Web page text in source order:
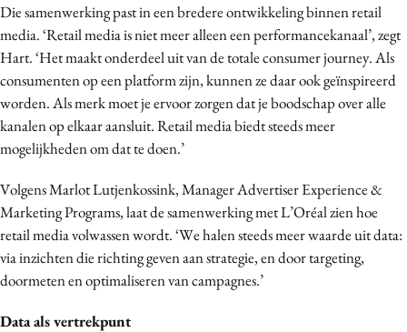
Die samenwerking past in een bredere ontwikkeling binnen retail
media. ‘Retail media is niet meer alleen een performancekanaal’, zegt
Hart. ‘Het maakt onderdeel uit van de totale consumer journey. Als
consumenten op een platform zijn, kunnen ze daar ook geïnspireerd
worden. Als merk moet je ervoor zorgen dat je boodschap over alle
kanalen op elkaar aansluit. Retail media biedt steeds meer
mogelijkheden om dat te doen.’
Volgens Marlot Lutjenkossink, Manager Advertiser Experience &
Marketing Programs, laat de samenwerking met L’Oréal zien hoe
retail media volwassen wordt. ‘We halen steeds meer waarde uit data:
via inzichten die richting geven aan strategie, en door targeting,
doormeten en optimaliseren van campagnes.’
Data als vertrekpunt